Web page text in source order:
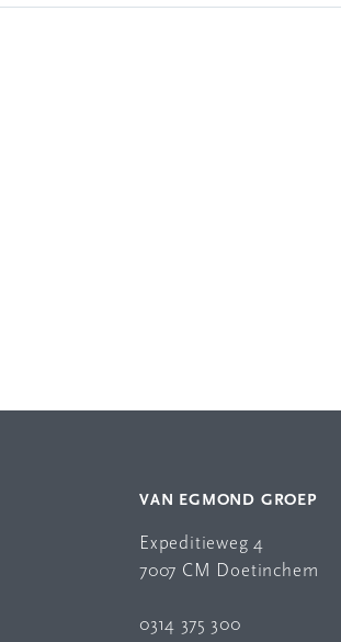
VAN EGMOND GROEP
Expeditieweg 4
7007 CM Doetinchem
0314 375 300